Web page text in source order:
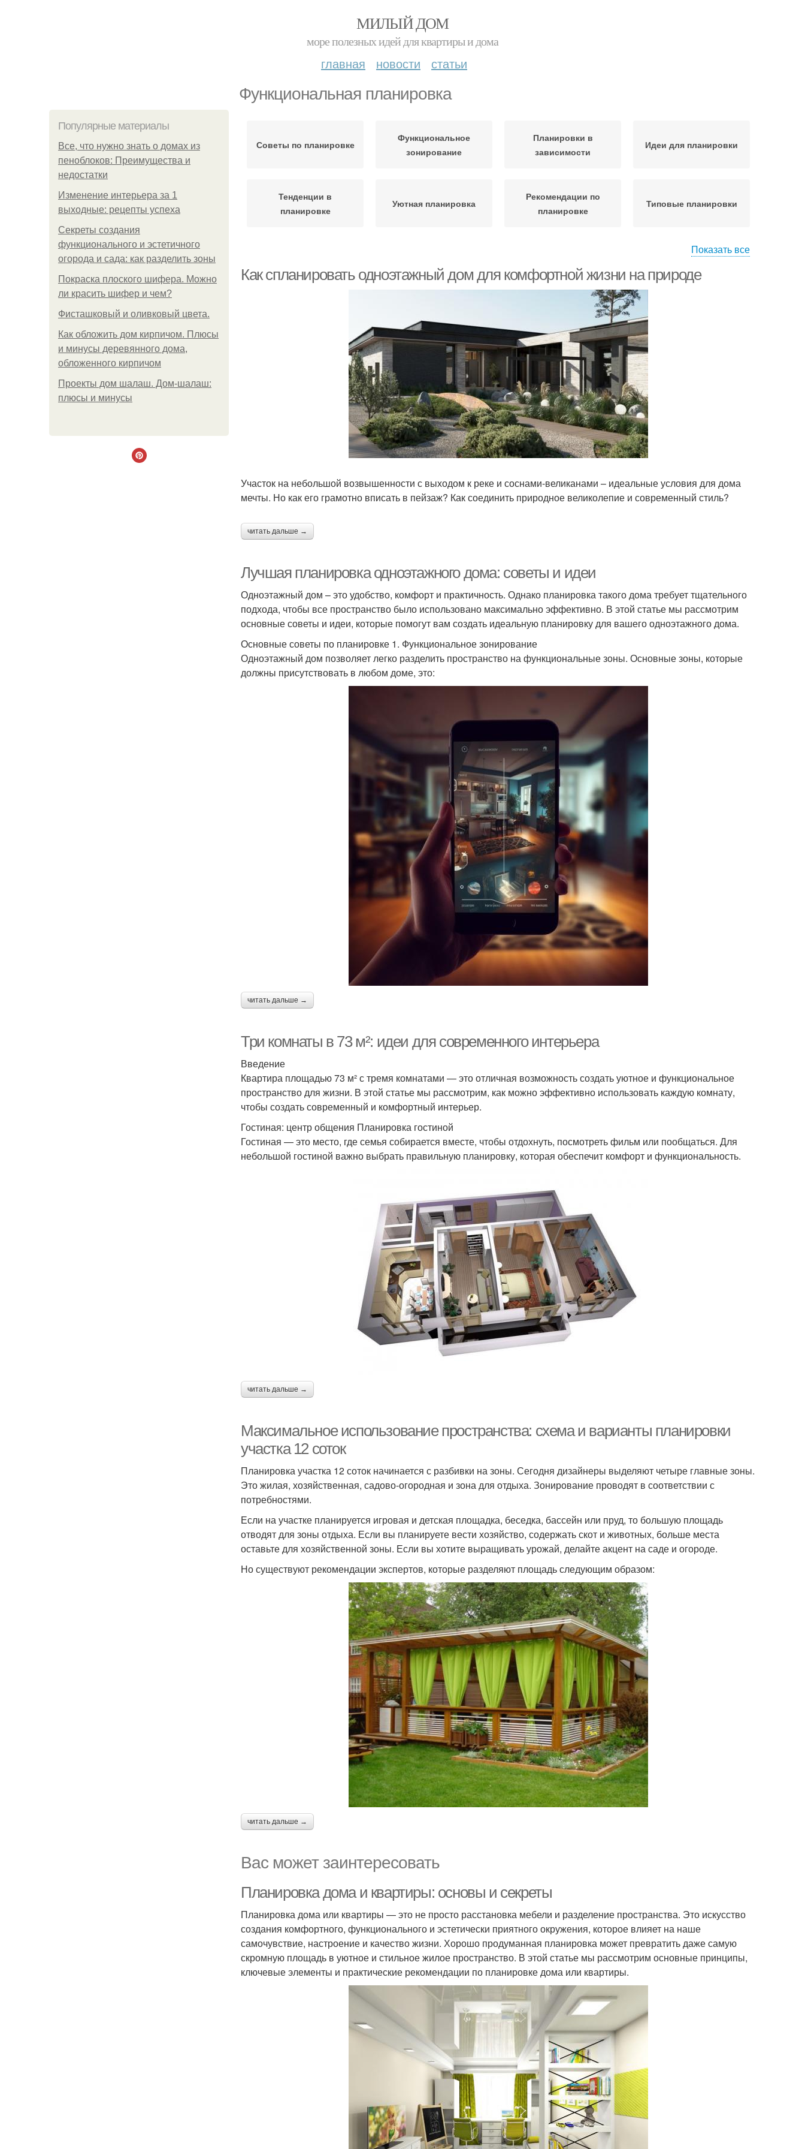
МИЛЫЙ ДОМ
море полезных идей для квартиры и дома
главная новости статьи
Функциональная планировка
Популярные материалы
Все, что нужно знать о домах из
пеноблоков: Преимущества и
недостатки
Изменение интерьера за 1
выходные: рецепты успеха
Секреты создания
функционального и эстетичного
огорода и сада: как разделить зоны
Покраска плоского шифера. Можно
ли красить шифер и чем?
Фисташковый и оливковый цвета.
Как обложить дом кирпичом. Плюсы
и минусы деревянного дома,
обложенного кирпичом
Проекты дом шалаш. Дом-шалаш:
плюсы и минусы
Советы по планировке
Функциональное
зонирование
Планировки в
зависимости
Идеи для планировки
Тенденции в
планировке
Уютная планировка
Рекомендации по
планировке
Типовые планировки
квартиры
Показать все
Как спланировать одноэтажный дом для комфортной жизни на природе
Участок на небольшой возвышенности с выходом к реке и соснами-великанами – идеальные условия для дома
мечты. Но как его грамотно вписать в пейзаж? Как соединить природное великолепие и современный стиль?
читать дальше →
Лучшая планировка одноэтажного дома: советы и идеи
Одноэтажный дом – это удобство, комфорт и практичность. Однако планировка такого дома требует тщательного
подхода, чтобы все пространство было использовано максимально эффективно. В этой статье мы рассмотрим
основные советы и идеи, которые помогут вам создать идеальную планировку для вашего одноэтажного дома.
Основные советы по планировке 1. Функциональное зонирование
Одноэтажный дом позволяет легко разделить пространство на функциональные зоны. Основные зоны, которые
должны присутствовать в любом доме, это:
читать дальше →
Три комнаты в 73 м²: идеи для современного интерьера
Введение
Квартира площадью 73 м² с тремя комнатами — это отличная возможность создать уютное и функциональное
пространство для жизни. В этой статье мы рассмотрим, как можно эффективно использовать каждую комнату,
чтобы создать современный и комфортный интерьер.
Гостиная: центр общения Планировка гостиной
Гостиная — это место, где семья собирается вместе, чтобы отдохнуть, посмотреть фильм или пообщаться. Для
небольшой гостиной важно выбрать правильную планировку, которая обеспечит комфорт и функциональность.
читать дальше →
Максимальное использование пространства: схема и варианты планировки
участка 12 соток
Планировка участка 12 соток начинается с разбивки на зоны. Сегодня дизайнеры выделяют четыре главные зоны.
Это жилая, хозяйственная, садово-огородная и зона для отдыха. Зонирование проводят в соответствии с
потребностями.
Если на участке планируется игровая и детская площадка, беседка, бассейн или пруд, то большую площадь
отводят для зоны отдыха. Если вы планируете вести хозяйство, содержать скот и животных, больше места
оставьте для хозяйственной зоны. Если вы хотите выращивать урожай, делайте акцент на саде и огороде.
Но существуют рекомендации экспертов, которые разделяют площадь следующим образом:
читать дальше →
Вас может заинтересовать
Планировка дома и квартиры: основы и секреты
Планировка дома или квартиры — это не просто расстановка мебели и разделение пространства. Это искусство
создания комфортного, функционального и эстетически приятного окружения, которое влияет на наше
самочувствие, настроение и качество жизни. Хорошо продуманная планировка может превратить даже самую
скромную площадь в уютное и стильное жилое пространство. В этой статье мы рассмотрим основные принципы,
ключевые элементы и практические рекомендации по планировке дома или квартиры.